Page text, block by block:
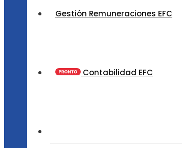
Gestión Remuneraciones EFC
Contabilidad EFC